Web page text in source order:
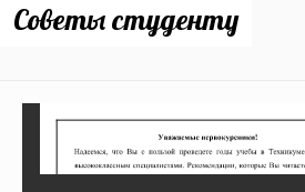
Советы студенту